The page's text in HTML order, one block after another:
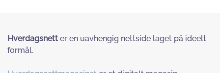
Hverdagsnett er en uavhengig nettside laget på ideelt
formål.